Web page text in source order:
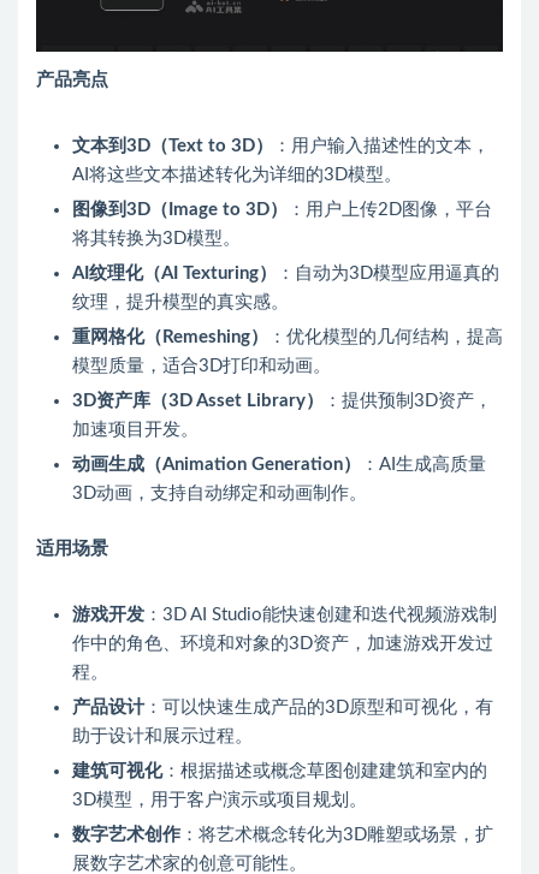
产品亮点
文本到3D（Text to 3D）
：用户输入描述性的文本，
AI将这些文本描述转化为详细的3D模型。
图像到3D（Image to 3D）
：用户上传2D图像，平台
将其转换为3D模型。
AI纹理化（AI Texturing）
：自动为3D模型应用逼真的
纹理，提升模型的真实感。
重网格化（Remeshing）
：优化模型的几何结构，提高
模型质量，适合3D打印和动画。
3D资产库（3D Asset Library）
：提供预制3D资产，
加速项目开发。
动画生成（Animation Generation）
：AI生成高质量
3D动画，支持自动绑定和动画制作。
适用场景
游戏开发 ：3D AI Studio能快速创建和迭代视频游戏制
作中的角色、环境和对象的3D资产，加速游戏开发过
程。
产品设计：可以快速生成产品的3D原型和可视化，有
助于设计和展示过程。
建筑可视化：根据描述或概念草图创建建筑和室内的
3D模型，用于客户演示或项目规划。
数字艺术创作 ：将艺术概念转化为3D雕塑或场景，扩
展数字艺术家的创意可能性。